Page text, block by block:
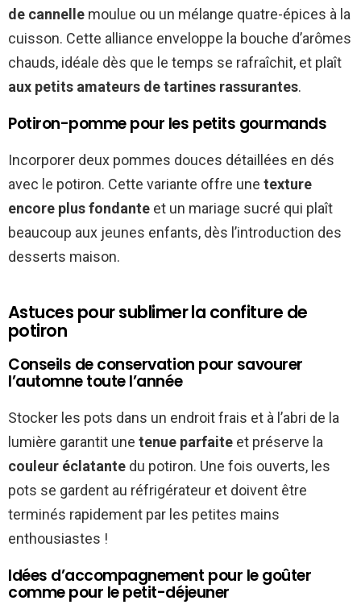
de cannelle moulue ou un mélange quatre-épices à la
cuisson. Cette alliance enveloppe la bouche d’arômes
chauds, idéale dès que le temps se rafraîchit, et plaît
aux petits amateurs de tartines rassurantes.
Potiron-pomme pour les petits gourmands
Incorporer deux pommes douces détaillées en dés
avec le potiron. Cette variante offre une texture
encore plus fondante et un mariage sucré qui plaît
beaucoup aux jeunes enfants, dès l’introduction des
desserts maison.
Astuces pour sublimer la confiture de
potiron
Conseils de conservation pour savourer
l’automne toute l’année
Stocker les pots dans un endroit frais et à l’abri de la
lumière garantit une tenue parfaite et préserve la
couleur éclatante du potiron. Une fois ouverts, les
pots se gardent au réfrigérateur et doivent être
terminés rapidement par les petites mains
enthousiastes !
Idées d’accompagnement pour le goûter
comme pour le petit-déjeuner